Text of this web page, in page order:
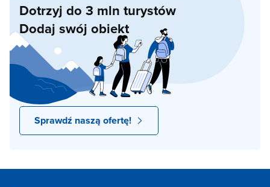
Dotrzyj do 3 mln turystów
Dodaj swój obiekt
Sprawdź naszą ofertę!